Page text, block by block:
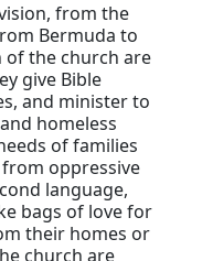
from the
Bermuda to
of the church are
give Bible
and minister to
homeless
of families
oppressive
language,
bags of love for
their homes or
church are